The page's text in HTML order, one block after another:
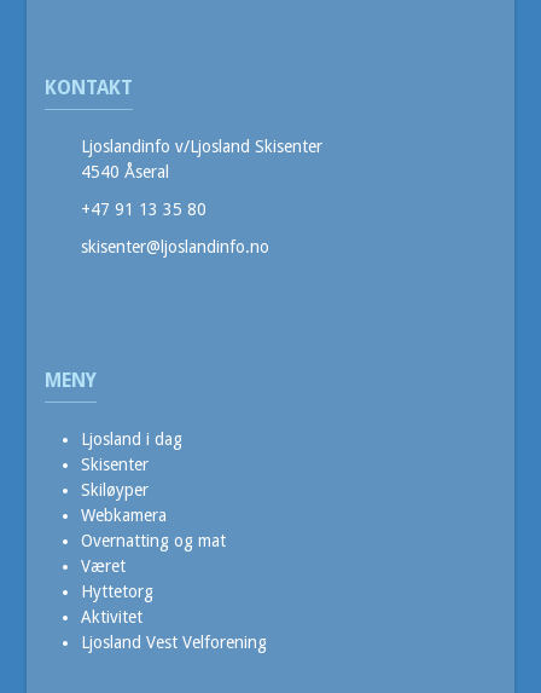
KONTAKT
Ljoslandinfo v/Ljosland Skisenter
4540 Åseral
+47 91 13 35 80
skisenter@ljoslandinfo.no
MENY
Ljosland i dag
Skisenter
Skiløyper
Webkamera
Overnatting og mat
Været
Hyttetorg
Aktivitet
Ljosland Vest Velforening